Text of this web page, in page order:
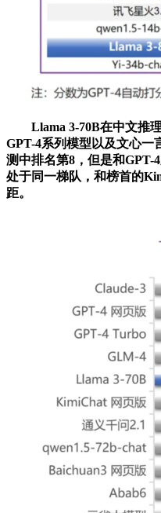
Llama 3-70B在中文推理
GPT-4系列模型以及文心一
测中排名第8，但是和GPT-
处于同一梯队，和榜首的
距。